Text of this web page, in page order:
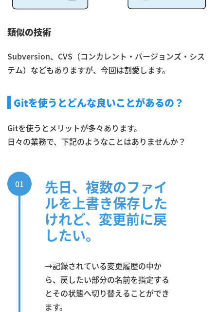
類似の技術
Subversion、CVS（コンカレント・バージョンズ・シス
テム）などもありますが、今回は割愛します。
Gitを使うとどんな良いことがあるの？
Gitを使うとメリットが多々あります。
日々の業務で、下記のようなことはありませんか？
01
先日、複数のファイ
ルを上書き保存した
けれど、変更前に戻
したい。
→記録されている変更履歴の中か
ら、戻したい部分の名前を指定する
とその状態へ切り替えることができ
ます。